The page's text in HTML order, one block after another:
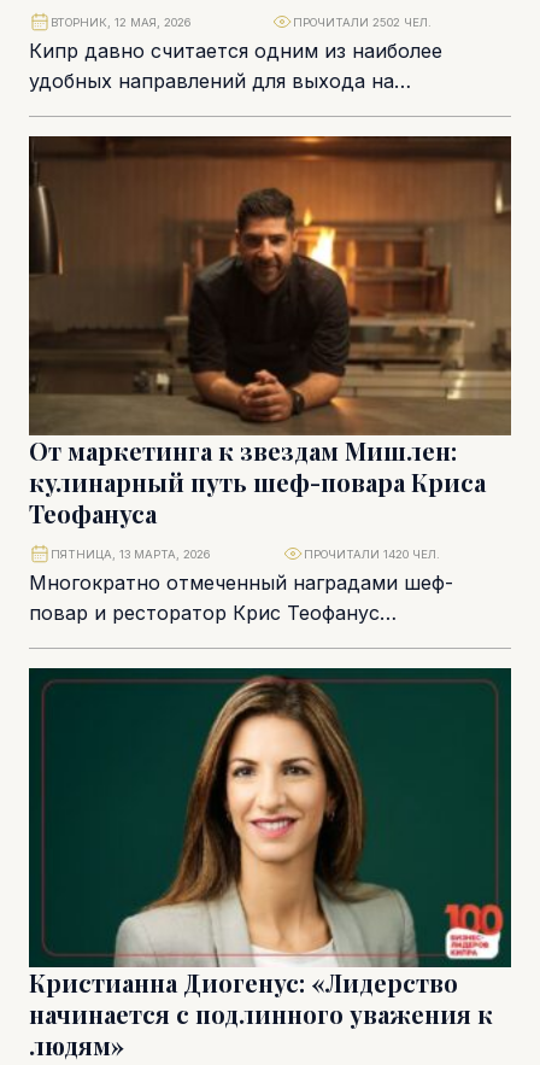
Кипр давно считается одним из наиболее
удобных направлений для выхода на
европейские рынки, регистрации компаний и
релокации. А в последние...
ВТОРНИК, 12 МАЯ, 2026 ПРОЧИТАЛИ 2502 ЧЕЛ.
От маркетинга к звездам Мишлен:
кулинарный путь шеф-повара Криса
Теофануса
Многократно отмеченный наградами шеф-
повар и ресторатор Крис Теофанус
стремительно меняет гастрономическую
культуру Лимассола благодаря своей
креативности, страсти и стремлению к...
ПЯТНИЦА, 13 МАРТА, 2026 ПРОЧИТАЛИ 1420 ЧЕЛ.
Кристианна Диогенус: «Лидерство
начинается с подлинного уважения к
людям»